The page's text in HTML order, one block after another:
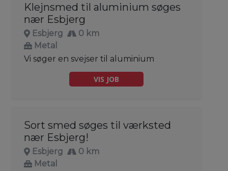
Klejnsmed til aluminium søges
nær Esbjerg
Esbjerg
0 km
Metal
Vi søger en svejser til aluminium
VIS JOB
Sort smed søges til værksted
nær Esbjerg!
Esbjerg
0 km
Metal